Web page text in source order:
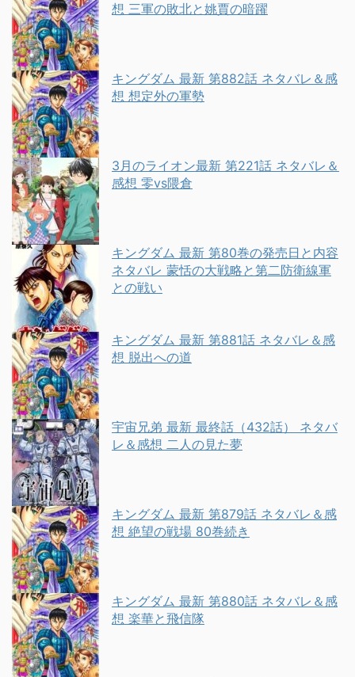
想 三軍の敗北と姚賈の暗躍
キングダム 最新 第882話 ネタバレ＆感
想 想定外の軍勢
3月のライオン最新 第221話 ネタバレ＆
感想 零vs隈倉
キングダム 最新 第80巻の発売日と内容
ネタバレ 蒙恬の大戦略と第二防衛線軍
との戦い
キングダム 最新 第881話 ネタバレ＆感
想 脱出への道
宇宙兄弟 最新 最終話（432話） ネタバ
レ＆感想 二人の見た夢
キングダム 最新 第879話 ネタバレ＆感
想 絶望の戦場 80巻続き
キングダム 最新 第880話 ネタバレ＆感
想 楽華と飛信隊